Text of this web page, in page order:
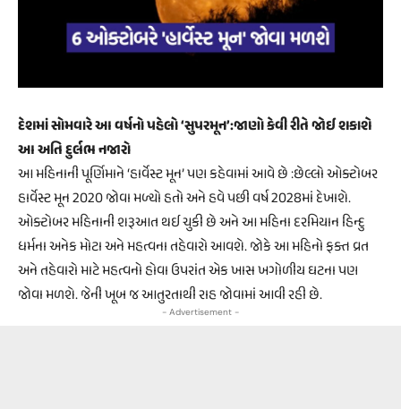
દેશમાં સોમવારે આ વર્ષનો પહેલો ‘સુપરમૂન’:જાણો કેવી રીતે જોઈ શકાશે
આ અતિ દુર્લભ નજારો
આ મહિનાની પૂર્ણિમાને ‘હાર્વેસ્ટ મૂન’ પણ કહેવામાં આવે છે :છેલ્લો ઓક્ટોબર
હાર્વેસ્ટ મૂન 2020 જોવા મળ્યો હતો અને હવે પછી વર્ષ 2028માં દેખાશે.
ઓક્ટોબર મહિનાની શરૂઆત થઈ ચુકી છે અને આ મહિના દરમિયાન હિન્દુ
ધર્મના અનેક મોટા અને મહત્વના તહેવારો આવશે. જોકે આ મહિનો ફક્ત વ્રત
અને તહેવારો માટે મહત્વનો હોવા ઉપરાંત એક ખાસ ખગોળીય ઘટના પણ
જોવા મળશે. જેની ખૂબ જ આતુરતાથી રાહ જોવામાં આવી રહી છે.
- Advertisement -